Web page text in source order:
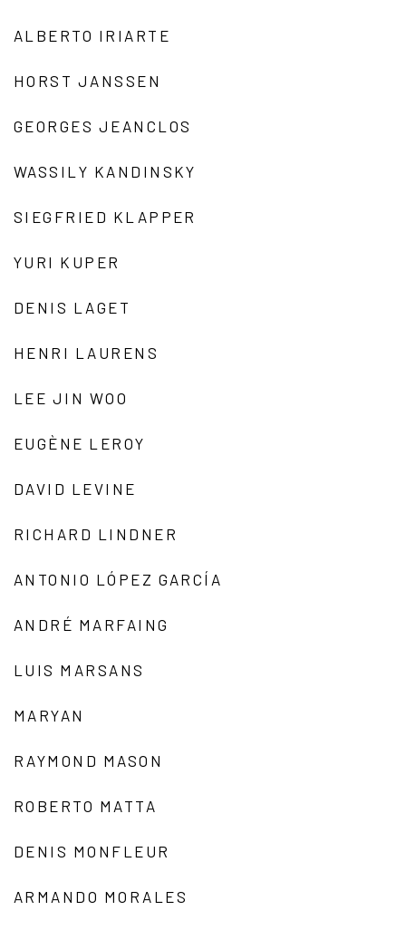
ALBERTO IRIARTE
HORST JANSSEN
GEORGES JEANCLOS
WASSILY KANDINSKY
SIEGFRIED KLAPPER
YURI KUPER
DENIS LAGET
HENRI LAURENS
LEE JIN WOO
EUGÈNE LEROY
DAVID LEVINE
RICHARD LINDNER
ANTONIO LÓPEZ GARCÍA
ANDRÉ MARFAING
LUIS MARSANS
MARYAN
RAYMOND MASON
ROBERTO MATTA
DENIS MONFLEUR
ARMANDO MORALES